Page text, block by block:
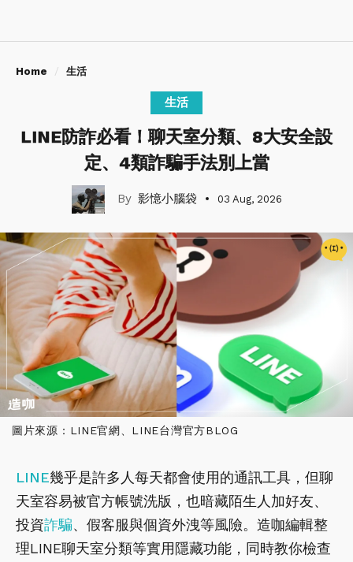
Home 生活
生活
LINE防詐必看！聊天室分類、8大安全設
定、4類詐騙手法別上當
影憶小腦袋 03 Aug, 2026
圖片來源：LINE官網、LINE台灣官方BLOG
LINE幾乎是許多人每天都會使用的通訊工具，但聊
天室容易被官方帳號洗版，也暗藏陌生人加好友、
投資詐騙、假客服與個資外洩等風險。造咖編輯整
理LINE聊天室分類等實用隱藏功能，同時教你檢查